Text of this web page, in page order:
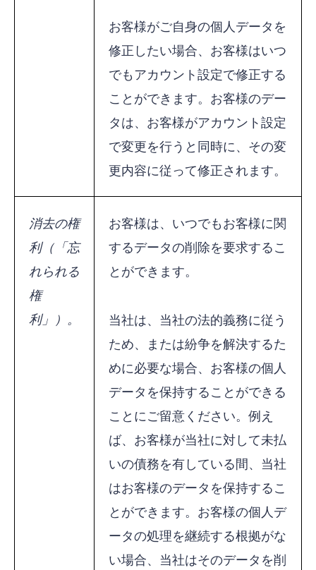
お客様がご自身の個人データを
修正したい場合、お客様はいつ
でもアカウント設定で修正する
ことができます。お客様のデー
タは、お客様がアカウント設定
で変更を行うと同時に、その変
更内容に従って修正されます。
消去の権
利（「忘
れられる
権
利」）。
お客様は、いつでもお客様に関
するデータの削除を要求するこ
とができます。
当社は、当社の法的義務に従う
ため、または紛争を解決するた
めに必要な場合、お客様の個人
データを保持することができる
ことにご留意ください。例え
ば、お客様が当社に対して未払
いの債務を有している間、当社
はお客様のデータを保持するこ
とができます。お客様の個人デ
ータの処理を継続する根拠がな
い場合、当社はそのデータを削